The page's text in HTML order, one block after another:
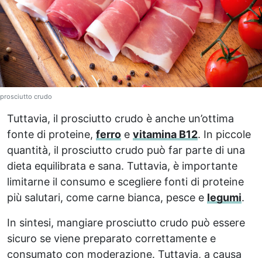
prosciutto crudo
Tuttavia, il prosciutto crudo è anche un’ottima
fonte di proteine, ferro e vitamina B12. In piccole
quantità, il prosciutto crudo può far parte di una
dieta equilibrata e sana. Tuttavia, è importante
limitarne il consumo e scegliere fonti di proteine
più salutari, come carne bianca, pesce e legumi.
In sintesi, mangiare prosciutto crudo può essere
sicuro se viene preparato correttamente e
consumato con moderazione. Tuttavia, a causa